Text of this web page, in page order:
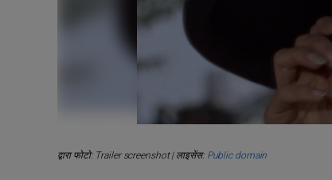
द्वारा फोटो: Trailer screenshot | लाइसेंस: Public domain